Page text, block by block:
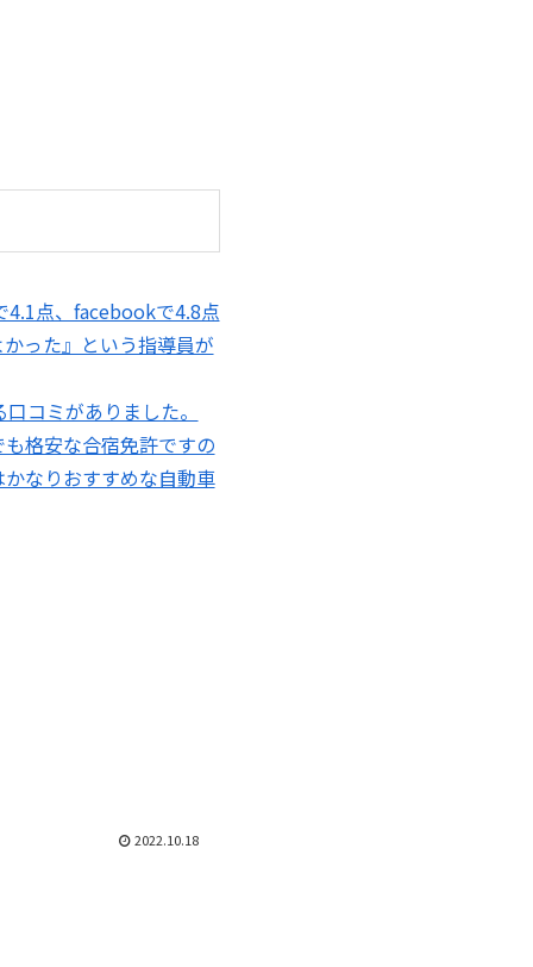
4.1点、facebookで4.8点
った』という指導員が
コミがありました。
格安な合宿免許ですの
なりおすすめな自動車
2022.10.18